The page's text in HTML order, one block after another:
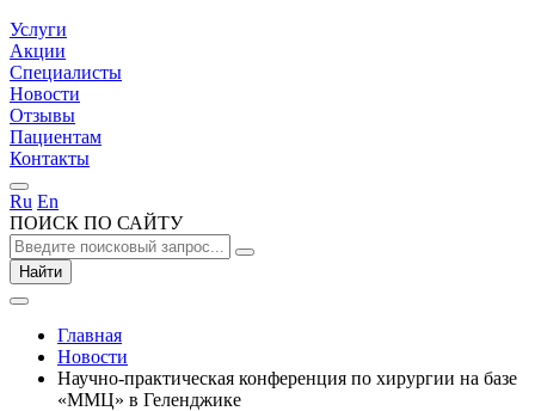
Услуги
Акции
Специалисты
Новости
Отзывы
Пациентам
Контакты
Ru En
ПОИСК ПО САЙТУ
Найти
Главная
Новости
Научно-практическая конференция по хирургии на базе
«ММЦ» в Геленджике